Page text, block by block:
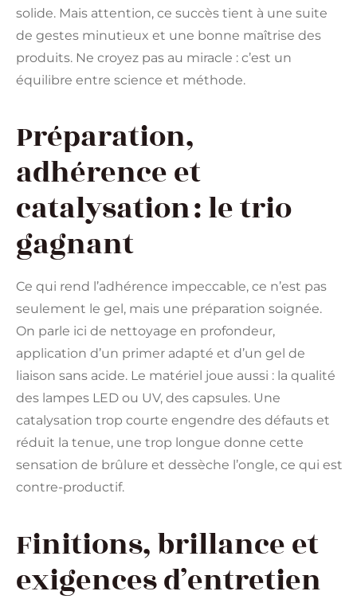
solide. Mais attention, ce succès tient à une suite
de gestes minutieux et une bonne maîtrise des
produits. Ne croyez pas au miracle : c’est un
équilibre entre science et méthode.
Préparation,
adhérence et
catalysation : le trio
gagnant
Ce qui rend l’adhérence impeccable, ce n’est pas
seulement le gel, mais une préparation soignée.
On parle ici de nettoyage en profondeur,
application d’un primer adapté et d’un gel de
liaison sans acide. Le matériel joue aussi : la qualité
des lampes LED ou UV, des capsules. Une
catalysation trop courte engendre des défauts et
réduit la tenue, une trop longue donne cette
sensation de brûlure et dessèche l’ongle, ce qui est
contre-productif.
Finitions, brillance et
exigences d’entretien